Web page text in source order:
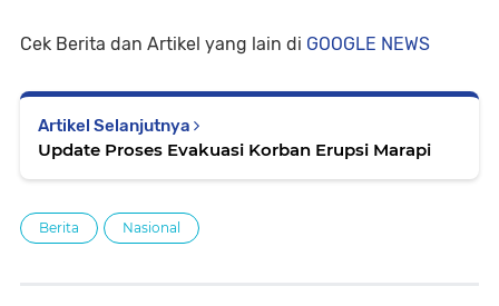
Cek Berita dan Artikel yang lain di GOOGLE NEWS
Artikel Selanjutnya
Update Proses Evakuasi Korban Erupsi Marapi
Berita Nasional